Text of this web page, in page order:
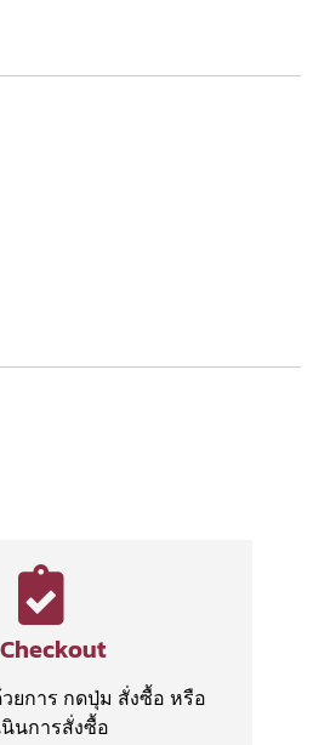
ยการ กดปุ่ม สั่งซื้อ หรือ
นินการสั่งซื้อ